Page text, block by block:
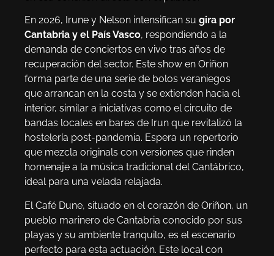
En 2026, Irune y Nelson intensifican su gira por
Cantabria y el País Vasco, respondiendo a la
demanda de conciertos en vivo tras años de
recuperación del sector. Este show en Oriñon
forma parte de una serie de bolos veraniegos
que arrancan en la costa y se extienden hacia el
interior, similar a iniciativas como el circuito de
bandas locales en bares de Irun que revitalizó la
hostelería post-pandemia. Espera un repertorio
que mezcla originals con versiones que rinden
homenaje a la música tradicional del Cantábrico,
ideal para una velada relajada.
El Café Dune, situado en el corazón de Oriñon, un
pueblo marinero de Cantabria conocido por sus
playas y su ambiente tranquilo, es el escenario
perfecto para esta actuación. Este local con